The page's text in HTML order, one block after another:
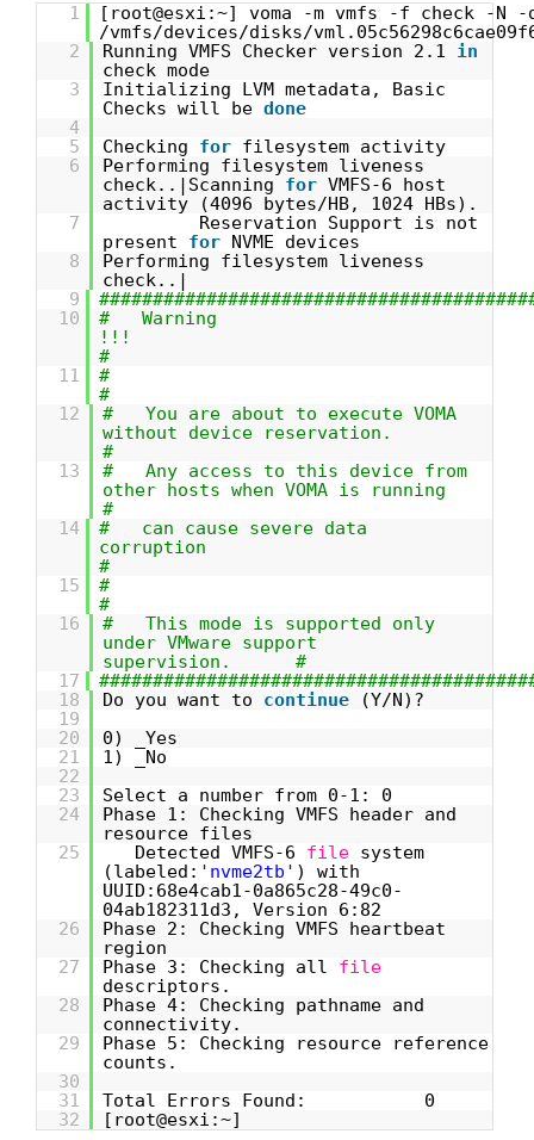
1
[root@esxi:~] voma -m vmfs -f check -N -
/vmfs/devices/disks/
2
Running VMFS Checker version 2.1 in
check mode
3
Initializing LVM metadata, Basic
Checks will be done
4
5
Checking for filesystem activity
6
Performing filesystem liveness
check..|Scanning for VMFS-6 host
activity (4096 bytes/HB, 1024 HBs).
7
Reservation Support is not
present for NVME devices
8
Performing filesystem liveness
check..|
9
10
# Warning
#
11
#
12
# You are about to execute VOMA
without device reservation.
#
13
# Any access to this device from
other hosts when VOMA is running
#
14
# can cause severe data
#
15
#
16
# This mode is supported only
under VMware support
supervision. #
17
18
Do you want to continue
(Y/N)?
19
20
0) _Yes
21
1) _No
22
23
Select a number from 0-1: 0
24
Phase 1: Checking VMFS header and
resource files
25
Detected VMFS-6 file system
(labeled: 'nvme2tb' ) with
UUID:68e4cab1-0a865c28-49c0-
04ab182311d3, Version 6:82
26
Phase 2: Checking VMFS heartbeat
region
27
Phase 3: Checking all file
descriptors.
28
Phase 4: Checking pathname and
connectivity.
29
Phase 5: Checking resource reference
counts.
30
31
Total Errors Found: 0
32
[root@esxi:~]